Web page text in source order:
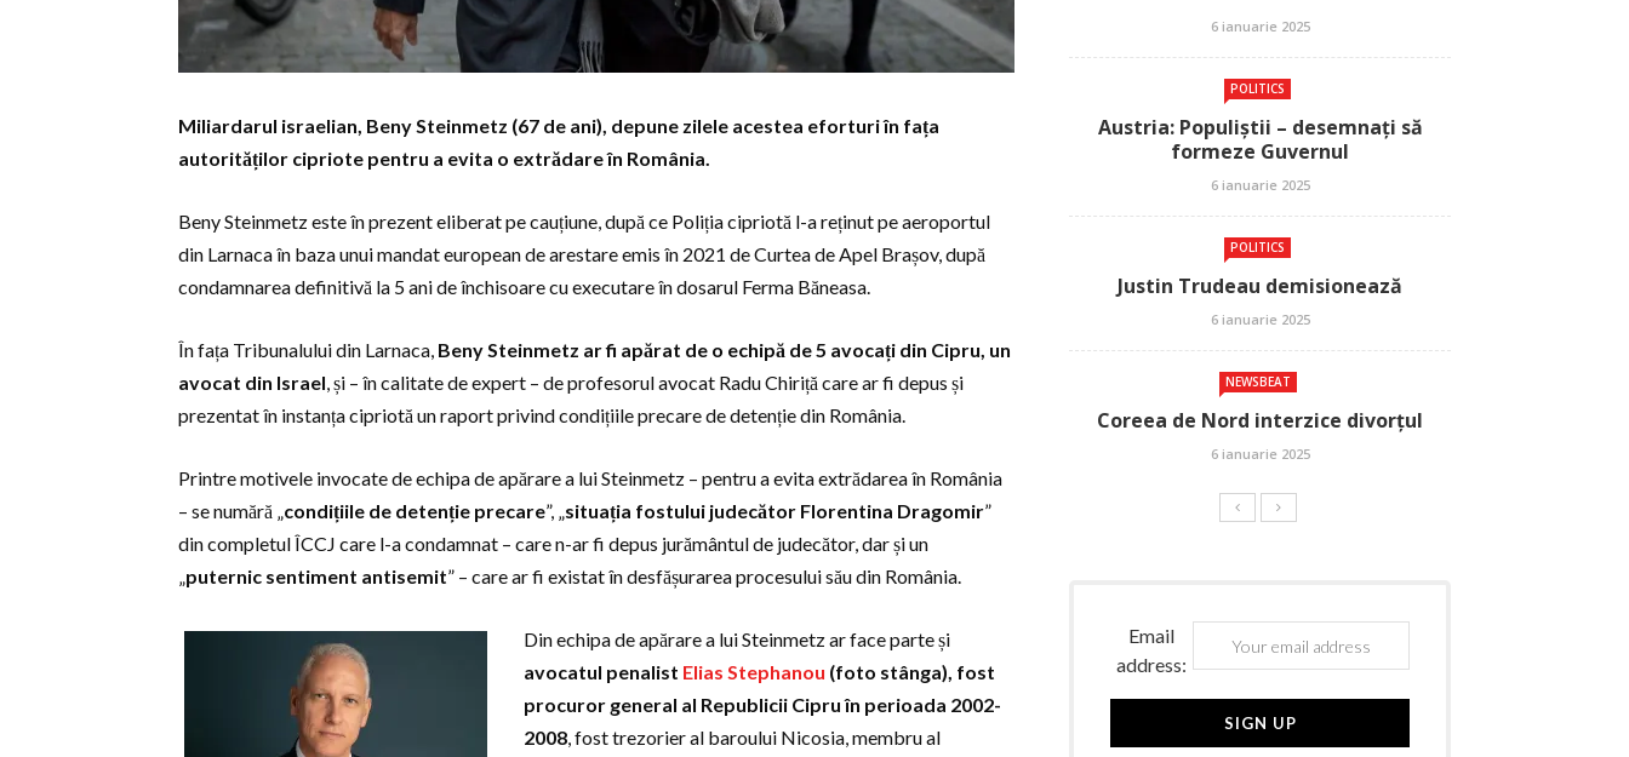
Miliardarul israelian, Beny Steinmetz (67 de ani), depune zilele acestea eforturi în fața
autorităților cipriote pentru a evita o extrădare în România.
Beny Steinmetz este în prezent eliberat pe cauțiune, după ce Poliția cipriotă l-a reținut pe aeroportul
din Larnaca în baza unui mandat european de arestare emis în 2021 de Curtea de Apel Brașov, după
condamnarea definitivă la 5 ani de închisoare cu executare în dosarul Ferma Băneasa.
În fața Tribunalului din Larnaca, Beny Steinmetz ar fi apărat de o echipă de 5 avocați din Cipru, un
avocat din Israel, și – în calitate de expert – de profesorul avocat Radu Chiriță care ar fi depus și
prezentat în instanța cipriotă un raport privind condițiile precare de detenție din România.
Printre motivele invocate de echipa de apărare a lui Steinmetz – pentru a evita extrădarea în România
– se numără „condițiile de detenție precare”, „situația fostului judecător Florentina Dragomir”
din completul ÎCCJ care l-a condamnat – care n-ar fi depus jurământul de judecător, dar și un
„puternic sentiment antisemit” – care ar fi existat în desfășurarea procesului său din România.
Din echipa de apărare a lui Steinmetz ar face parte și
avocatul penalist Elias Stephanou (foto stânga), fost
procuror general al Republicii Cipru în perioada 2002-
2008, fost trezorier al baroului Nicosia, membru al
6 ianuarie 2025
POLITICS
Austria: Populiștii – desemnați să
formeze Guvernul
6 ianuarie 2025
POLITICS
Justin Trudeau demisionează
6 ianuarie 2025
NEWSBEAT
Coreea de Nord interzice divorțul
6 ianuarie 2025
Email
address: